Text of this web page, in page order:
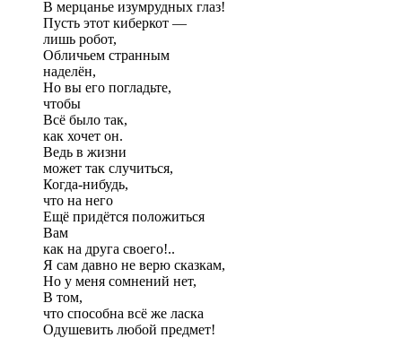
В мерцанье изумрудных глаз!
Пусть этот киберкот —
лишь робот,
Обличьем странным
наделён,
Но вы его погладьте,
чтобы
Всё было так,
как хочет он.
Ведь в жизни
может так случиться,
Когда-нибудь,
что на него
Ещё придётся положиться
Вам
как на друга своего!..
Я сам давно не верю сказкам,
Но у меня сомнений нет,
В том,
что способна всё же ласка
Одушевить любой предмет!